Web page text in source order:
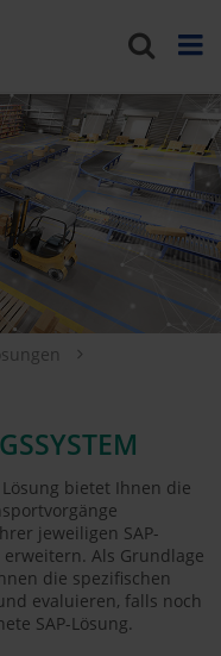
bietet Ihnen die
jeweiligen SAP-
Als Grundlage
die spezifischen
evaluieren, falls noch
SAP-Lösung.